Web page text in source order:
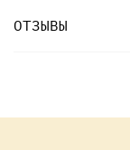
ОТЗЫВЫ